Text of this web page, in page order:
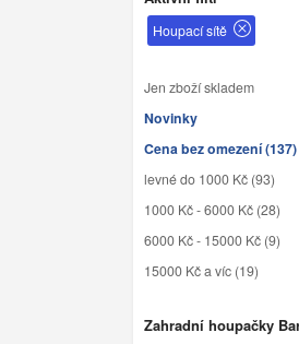
Houpací sítě
Jen zboží skladem
Novinky
Cena bez omezení (137)
levné do 1000 Kč (93)
1000 Kč - 6000 Kč (28)
6000 Kč - 15000 Kč (9)
15000 Kč a víc (19)
Zahradní houpačky